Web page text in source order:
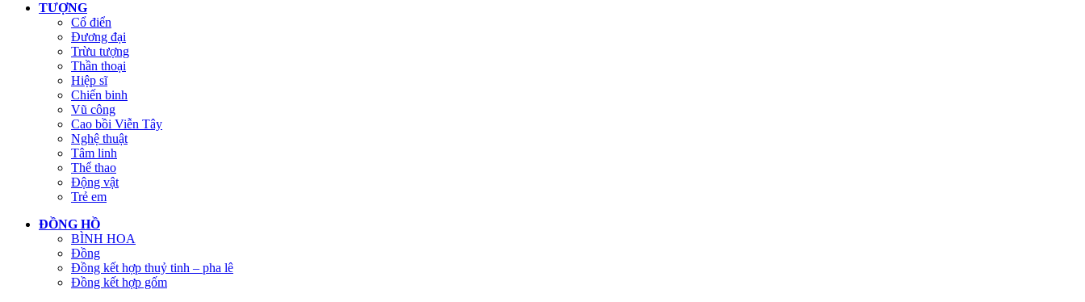
TƯỢNG
Cổ điển
Đương đại
Trừu tượng
Thần thoại
Hiệp sĩ
Chiến binh
Vũ công
Cao bồi Viễn Tây
Nghệ thuật
Tâm linh
Thể thao
Động vật
Trẻ em
ĐỒNG HỒ
BÌNH HOA
Đồng
Đồng kết hợp thuỷ tinh – pha lê
Đồng kết hợp gốm